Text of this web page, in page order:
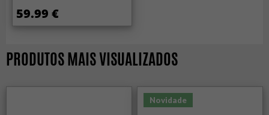
59.99 €
PRODUTOS MAIS VISUALIZADOS
Novidade